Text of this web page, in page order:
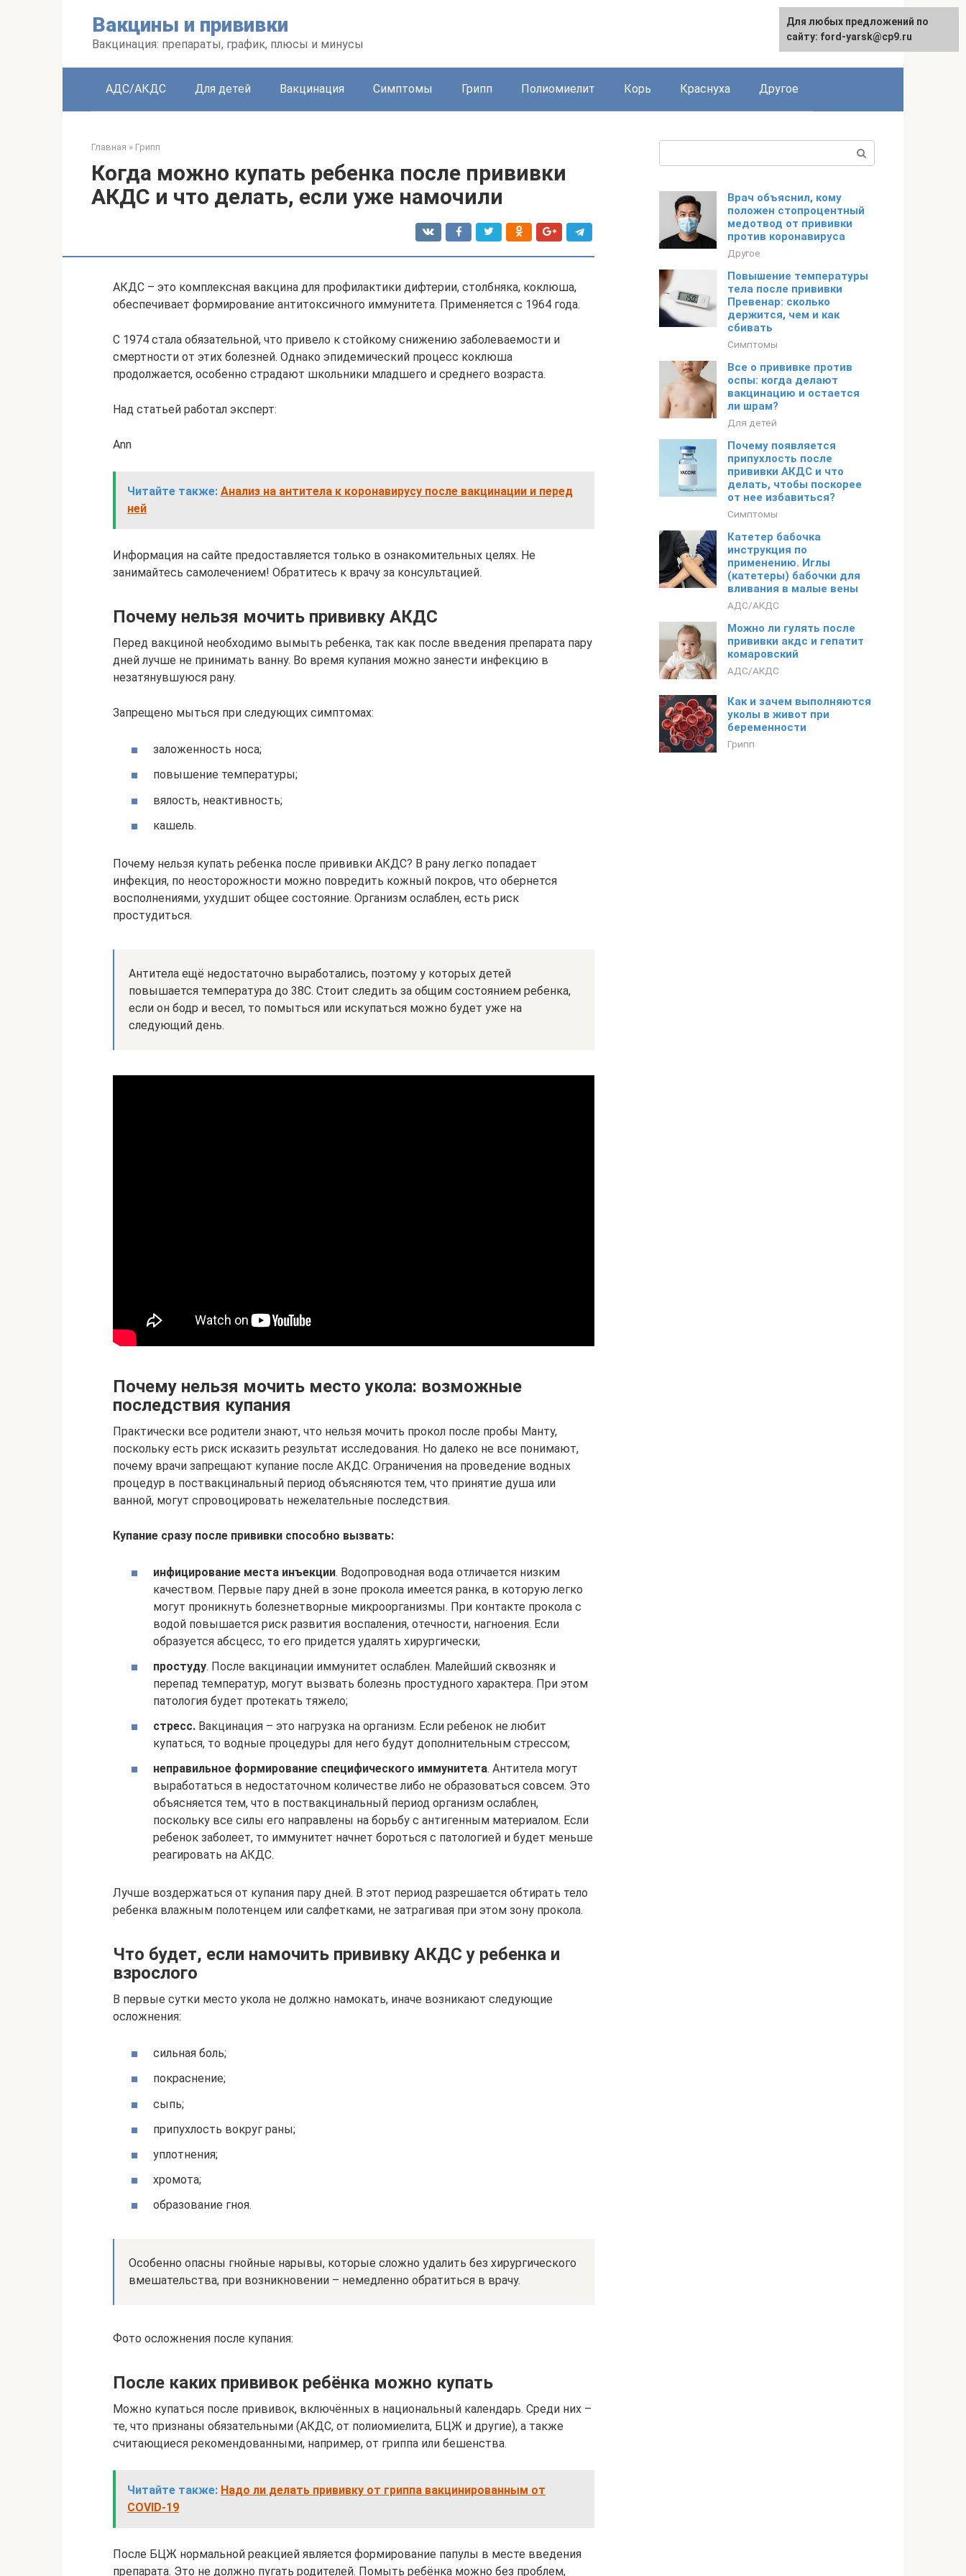
Вакцины и прививки
Вакцинация: препараты, график, плюсы и минусы
АДС/АКДС Для детей Вакцинация Симптомы Грипп Полиомиелит Корь Краснуха Другое
Главная » Грипп
Когда можно купать ребенка после прививки
АКДС и что делать, если уже намочили
АКДС – это комплексная вакцина для профилактики дифтерии, столбняка, коклюша,
обеспечивает формирование антитоксичного иммунитета. Применяется с 1964 года.
С 1974 стала обязательной, что привело к стойкому снижению заболеваемости и
смертности от этих болезней. Однако эпидемический процесс коклюша
продолжается, особенно страдают школьники младшего и среднего возраста.
Над статьей работал эксперт:
Ann
Читайте также: Анализ на антитела к коронавирусу после вакцинации и перед
ней
Информация на сайте предоставляется только в ознакомительных целях. Не
занимайтесь самолечением! Обратитесь к врачу за консультацией.
Почему нельзя мочить прививку АКДС
Перед вакциной необходимо вымыть ребенка, так как после введения препарата пару
дней лучше не принимать ванну. Во время купания можно занести инфекцию в
незатянувшуюся рану.
Запрещено мыться при следующих симптомах:
заложенность носа;
повышение температуры;
вялость, неактивность;
кашель.
Почему нельзя купать ребенка после прививки АКДС? В рану легко попадает
инфекция, по неосторожности можно повредить кожный покров, что обернется
восполнениями, ухудшит общее состояние. Организм ослаблен, есть риск
простудиться.
Антитела ещё недостаточно выработались, поэтому у которых детей
повышается температура до 38С. Стоит следить за общим состоянием ребенка,
если он бодр и весел, то помыться или искупаться можно будет уже на
следующий день.
Почему нельзя мочить место укола: возможные
последствия купания
Практически все родители знают, что нельзя мочить прокол после пробы Манту,
поскольку есть риск исказить результат исследования. Но далеко не все понимают,
почему врачи запрещают купание после АКДС. Ограничения на проведение водных
процедур в поствакцинальный период объясняются тем, что принятие душа или
ванной, могут спровоцировать нежелательные последствия.
Купание сразу после прививки способно вызвать:
инфицирование места инъекции. Водопроводная вода отличается низким
качеством. Первые пару дней в зоне прокола имеется ранка, в которую легко
могут проникнуть болезнетворные микроорганизмы. При контакте прокола с
водой повышается риск развития воспаления, отечности, нагноения. Если
образуется абсцесс, то его придется удалять хирургически;
простуду. После вакцинации иммунитет ослаблен. Малейший сквозняк и
перепад температур, могут вызвать болезнь простудного характера. При этом
патология будет протекать тяжело;
стресс. Вакцинация – это нагрузка на организм. Если ребенок не любит
купаться, то водные процедуры для него будут дополнительным стрессом;
неправильное формирование специфического иммунитета. Антитела могут
выработаться в недостаточном количестве либо не образоваться совсем. Это
объясняется тем, что в поствакцинальный период организм ослаблен,
поскольку все силы его направлены на борьбу с антигенным материалом. Если
ребенок заболеет, то иммунитет начнет бороться с патологией и будет меньше
реагировать на АКДС.
Лучше воздержаться от купания пару дней. В этот период разрешается обтирать тело
ребенка влажным полотенцем или салфетками, не затрагивая при этом зону прокола.
Что будет, если намочить прививку АКДС у ребенка и
взрослого
В первые сутки место укола не должно намокать, иначе возникают следующие
осложнения:
сильная боль;
покраснение;
сыпь;
припухлость вокруг раны;
уплотнения;
хромота;
образование гноя.
Особенно опасны гнойные нарывы, которые сложно удалить без хирургического
вмешательства, при возникновении – немедленно обратиться в врачу.
Фото осложнения после купания:
После каких прививок ребёнка можно купать
Можно купаться после прививок, включённых в национальный календарь. Среди них –
те, что признаны обязательными (АКДС, от полиомиелита, БЦЖ и другие), а также
считающиеся рекомендованными, например, от гриппа или бешенства.
Читайте также: Надо ли делать прививку от гриппа вакцинированным от
COVID-19
После БЦЖ нормальной реакцией является формирование папулы в месте введения
препарата. Это не должно пугать родителей. Помыть ребёнка можно без проблем,
Врач объяснил, кому
положен стопроцентный
медотвод от прививки
против коронавируса
Другое
Повышение температуры
тела после прививки
Превенар: сколько
держится, чем и как
сбивать
Симптомы
Все о прививке против
оспы: когда делают
вакцинацию и остается
ли шрам?
Для детей
Почему появляется
припухлость после
прививки АКДС и что
делать, чтобы поскорее
от нее избавиться?
Симптомы
Катетер бабочка
инструкция по
применению. Иглы
(катетеры) бабочки для
вливания в малые вены
АДС/АКДС
Можно ли гулять после
прививки акдс и гепатит
комаровский
АДС/АКДС
Как и зачем выполняются
уколы в живот при
беременности
Грипп
Для любых предложений по
сайту: ford-yarsk@cp9.ru